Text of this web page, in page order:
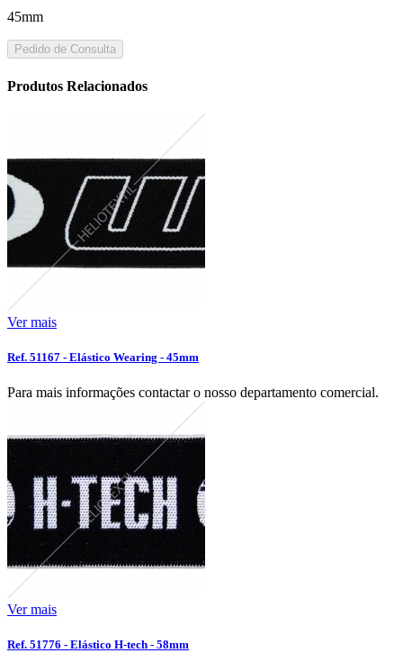
45mm
Pedido de Consulta
Produtos Relacionados
Ver mais
Ref. 51167 - Elástico Wearing - 45mm
Para mais informações contactar o nosso departamento comercial.
Ver mais
Ref. 51776 - Elástico H-tech - 58mm